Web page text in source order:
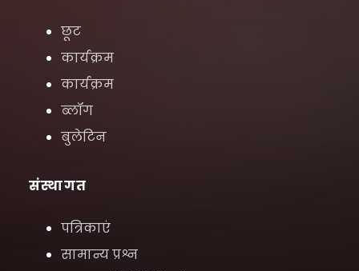
छूट
कार्यक्रम
कार्यक्रम
ब्लॉग
बुलेटिन
संस्थागत
पत्रिकाएं
सामान्य प्रश्न